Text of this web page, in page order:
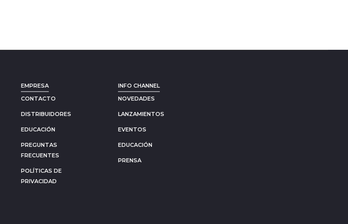
EMPRESA
CONTACTO
DISTRIBUIDORES
EDUCACIÓN
PREGUNTAS
FRECUENTES
POLÍTICAS DE
PRIVACIDAD
INFO CHANNEL
NOVEDADES
LANZAMIENTOS
EVENTOS
EDUCACIÓN
PRENSA